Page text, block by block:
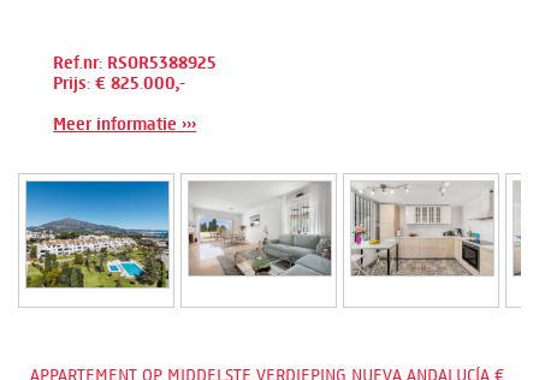
Ref.nr: RSOR5388925
Prijs: € 825.000,-
Meer informatie ›››
APPARTEMENT OP MIDDELSTE VERDIEPING NUEVA ANDALUCÍA €